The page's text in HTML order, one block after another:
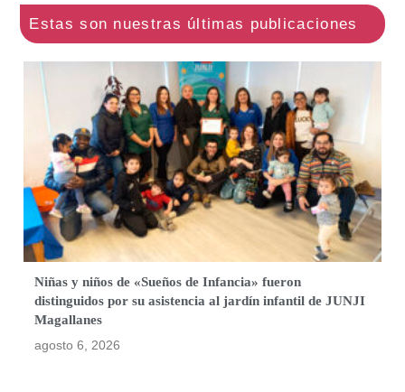
Niñas y niños de «Sueños de Infancia» fueron
distinguidos por su asistencia al jardín infantil de JUNJI
Magallanes
agosto 6, 2026